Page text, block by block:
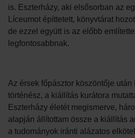
is. Eszterházy, aki elsősorban az
Líceumot építtetett, könyvtárat
de ezzel együtt is az előbb
legfontosabbnak.
Az érsek főpásztor köszöntője után
történész, a kiállítás kurátora
Eszterházy életét megismerve,
alapján állítottam össze a kiállítás
a tudományok iránti alázatos